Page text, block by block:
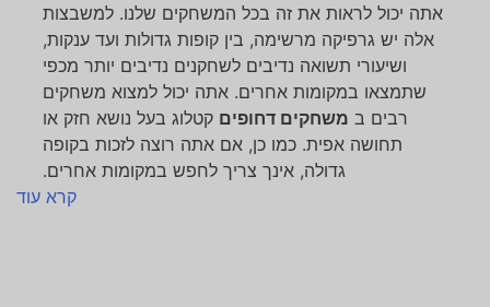
אתה יכול לראות את זה בכל המשחקים שלנו. למשבצות
אלה יש גרפיקה מרשימה, בין קופות גדולות ועד ענקות,
ושיעורי תשואה נדיבים לשחקנים נדיבים יותר מכפי
שתמצאו במקומות אחרים. אתה יכול למצוא משחקים
רבים ב משחקים דחופים קטלוג בעל נושא חזק או
תחושה אפית. כמו כן, אם אתה רוצה לזכות בקופה
גדולה, אינך צריך לחפש במקומות אחרים.
קרא עוד